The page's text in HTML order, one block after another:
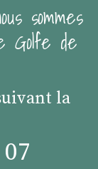
sommes
Golfe de
la